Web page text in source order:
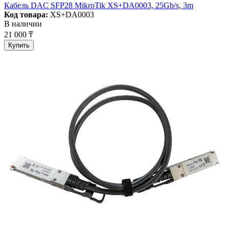
Кабель DAC SFP28 MikroTik XS+DA0003, 25Gb/s, 3m
Код товара: XS+DA0003
В наличии
21 000 ₸
Купить